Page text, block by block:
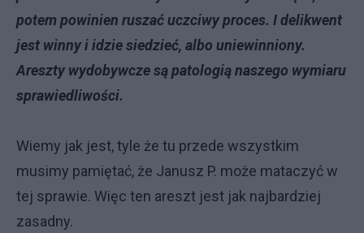
potem powinien ruszać uczciwy proces. I delikwent
jest winny i idzie siedzieć, albo uniewinniony.
Areszty wydobywcze są patologią naszego wymiaru
sprawiedliwości.
Wiemy jak jest, tyle że tu przede wszystkim
musimy pamiętać, że Janusz P. może mataczyć w
tej sprawie. Więc ten areszt jest jak najbardziej
zasadny.